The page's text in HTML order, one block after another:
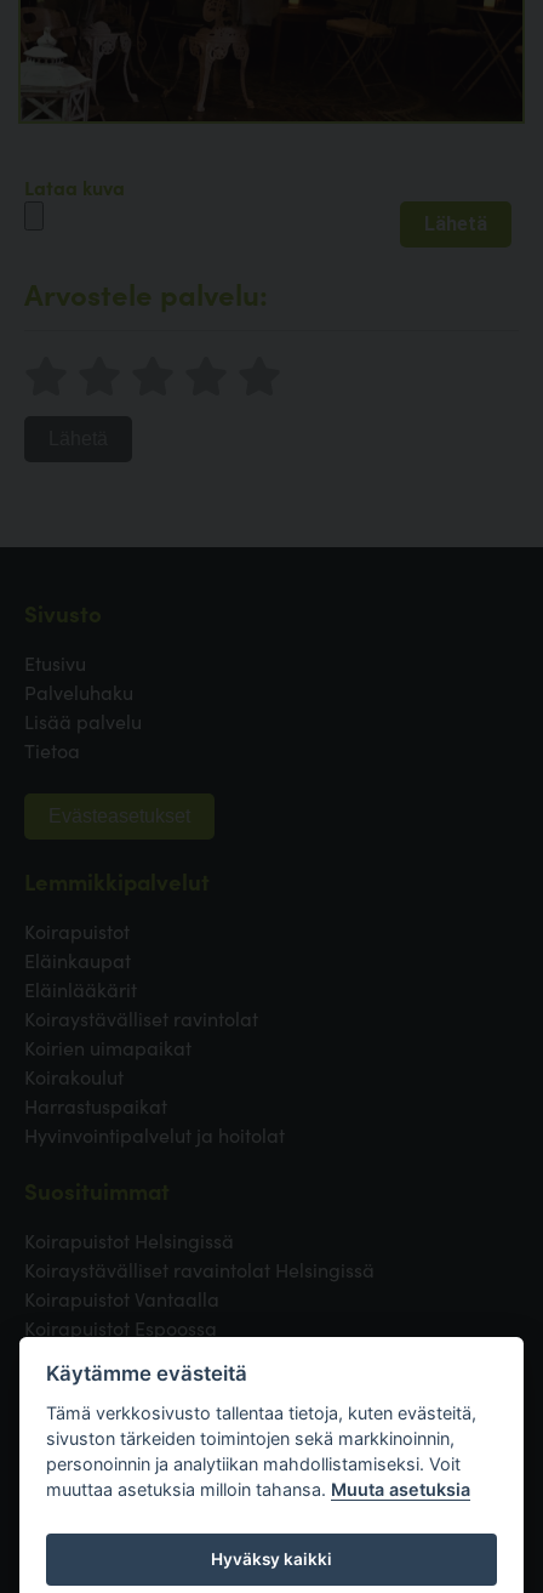
Lataa kuva
Arvostele palvelu:
Etusivu
Palveluhaku
Lisää palvelu
Tietoa
Evästeasetukset
Koirapuistot
Eläinkaupat
Eläinlääkärit
Koiraystävälliset ravintolat
Koirien uimapaikat
Koirakoulut
Harrastuspaikat
Hyvinvointipalvelut ja hoitolat
Koirapuistot Helsingissä
Koiraystävälliset ravaintolat Helsingissä
Koirapuistot Vantaalla
Koirapuistot Espoossa
Eläinlääkäri Helsingissä
Koirapuistot Tampereella
Linkit
Käytämme evästeitä
Tämä verkkosivusto tallentaa tietoja, kuten evästeitä,
sivuston tärkeiden toimintojen sekä markkinoinnin,
personoinnin ja analytiikan mahdollistamiseksi. Voit
muuttaa asetuksia milloin tahansa. Muuta asetuksia
Hyväksy kaikki